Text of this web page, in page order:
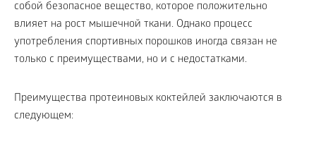
собой безопасное вещество, которое положительно
влияет на рост мышечной ткани. Однако процесс
употребления спортивных порошков иногда связан не
только с преимуществами, но и с недостатками.
Преимущества протеиновых коктейлей заключаются в
следующем: